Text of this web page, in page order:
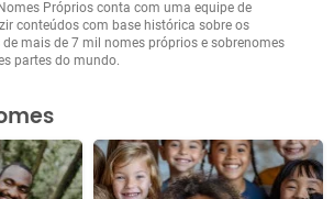
Próprios conta com uma equipe de
conteúdos com base histórica sobre os
mais de 7 mil nomes próprios e sobrenomes
partes do mundo.